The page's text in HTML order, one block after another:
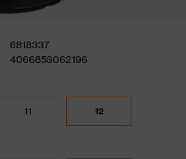
6818337
4066853062196
11 12